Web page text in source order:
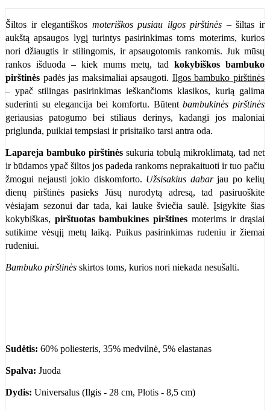
Šiltos ir elegantiškos moteriškos pusiau ilgos pirštinės – šiltas ir
aukštą apsaugos lygį turintys pasirinkimas toms moterims, kurios
nori džiaugtis ir stilingomis, ir apsaugotomis rankomis. Juk mūsų
rankos išduoda – kiek mums metų, tadkokybiškos bambuko
pirštinės padės jas maksimaliai apsaugoti. Ilgos bambuko pirštinės
– ypač stilingas pasirinkimas ieškančioms klasikos, kurią galima
suderinti su elegancija bei komfortu. Būtentbambukinės pirštinės
geriausias patogumo bei stiliaus derinys, kadangi jos maloniai
priglunda, puikiai tempsiasi ir prisitaiko tarsi antra oda.
Lapareja bambuko pirštinės sukuria tobulą mikroklimatą, tad net
ir būdamos ypač šiltos jos padeda rankoms neprakaituoti ir tuo pačiu
žmogui nejausti jokio diskomforto. Užsisakius dabarjau po kelių
dienų pirštinės pasieks Jūsų nurodytą adresą, tad pasiruoškite
vėsiajam sezonui dar tada, kai lauke šviečia saulė. Įsigykite šias
kokybiškas, pirštuotas bambukines pirštines moterims ir drąsiai
sutikime vėsųjį metų laiką. Puikus pasirinkimas rudeniu ir žiemai
rudeniui.
Bambuko pirštinės skirtos toms, kurios nori niekada nesušalti.
Sudėtis: 60% poliesteris, 35% medvilnė, 5% elastanas
Spalva: Juoda
Dydis: Universalus (Ilgis - 28 cm, Plotis - 8,5 cm)